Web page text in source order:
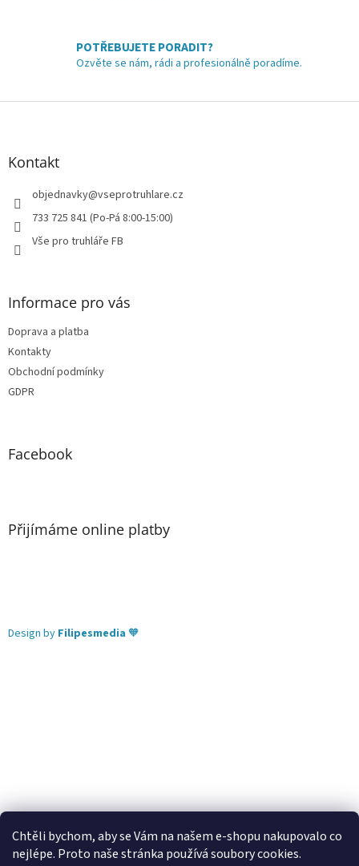
Chtěli bychom, aby se Vám na našem e-shopu nakupovalo co
nejlépe. Proto naše stránka používá soubory cookies.
y
v
ý
i
POTŘEBUJETE PORADIT?
Ozvěte se nám, rádi a profesionálně poradíme.
Z
Kontakt
objednavky@vseprotruhlare.cz
733 725 841 (Po-Pá 8:00-15:00)
Vše pro truhláře FB
Informace pro vás
Doprava a platba
Kontakty
Obchodní podmínky
GDPR
Facebook
Přijímáme online platby
Design by Filipesmedia 🧡
Lekva nábytek ubytování pod Pálavou kování Tulip